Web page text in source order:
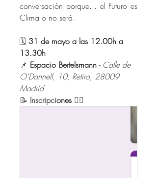
conversación porque... el Futuro es
Clima o no será.
🗓️ 31 de mayo a las 12.00h a
13.30h
📌 Espacio Bertelsmann - Calle de
O'Donnell, 10, Retiro, 28009
Madrid.
📝 Inscripciones 👇🏻